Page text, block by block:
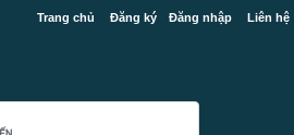
Trang chủ Đăng ký Đăng nhập Liên hệ